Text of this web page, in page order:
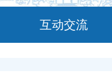
互动交流